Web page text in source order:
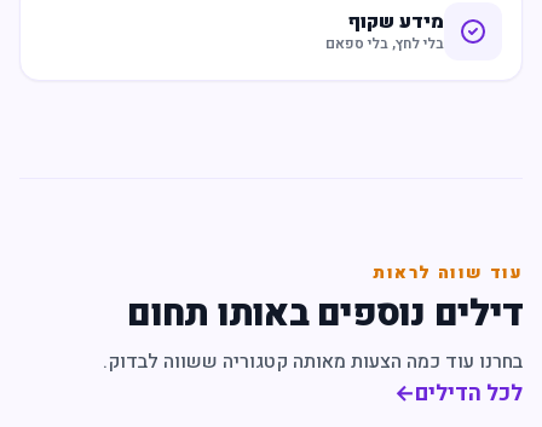
מידע שקוף
בלי לחץ, בלי ספאם
עוד שווה לראות
דילים נוספים באותו תחום
בחרנו עוד כמה הצעות מאותה קטגוריה ששווה לבדוק.
לכל הדילים←